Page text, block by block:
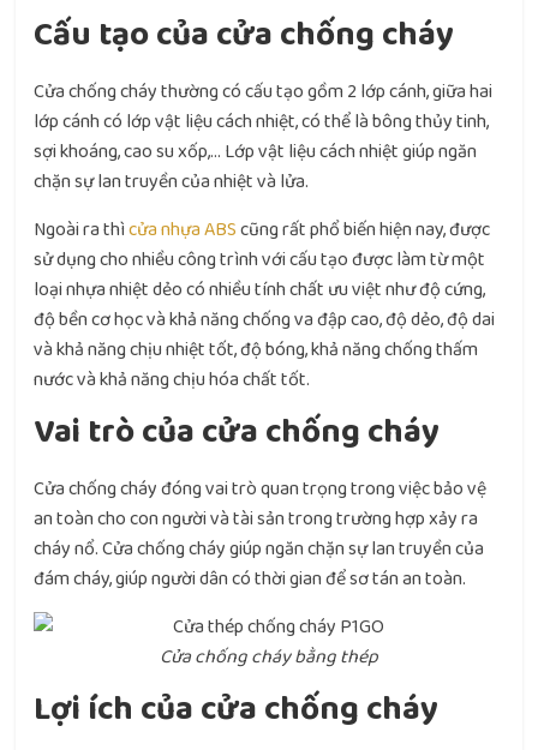
Cấu tạo của cửa chống cháy
Cửa chống cháy thường có cấu tạo gồm 2 lớp cánh, giữa hai
lớp cánh có lớp vật liệu cách nhiệt, có thể là bông thủy tinh,
sợi khoáng, cao su xốp,… Lớp vật liệu cách nhiệt giúp ngăn
chặn sự lan truyền của nhiệt và lửa.
Ngoài ra thìcửa nhựa ABScũng rất phổ biến hiện nay, được
sử dụng cho nhiều công trình với cấu tạo được làm từ một
loại nhựa nhiệt dẻo có nhiều tính chất ưu việt như độ cứng,
độ bền cơ học và khả năng chống va đập cao, độ dẻo, độ dai
và khả năng chịu nhiệt tốt, độ bóng, khả năng chống thấm
nước và khả năng chịu hóa chất tốt.
Vai trò của cửa chống cháy
Cửa chống cháy đóng vai trò quan trọng trong việc bảo vệ
an toàn cho con người và tài sản trong trường hợp xảy ra
cháy nổ. Cửa chống cháy giúp ngăn chặn sự lan truyền của
đám cháy, giúp người dân có thời gian để sơ tán an toàn.
Cửa chống cháy bằng thép
Lợi ích của cửa chống cháy